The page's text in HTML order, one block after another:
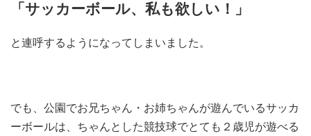
「サッカーボール、私も欲しい！」
と連呼するようになってしまいました。
でも、公園でお兄ちゃん・お姉ちゃんが遊んでいるサッカ
ーボールは、ちゃんとした競技球でとても２歳児が遊べる